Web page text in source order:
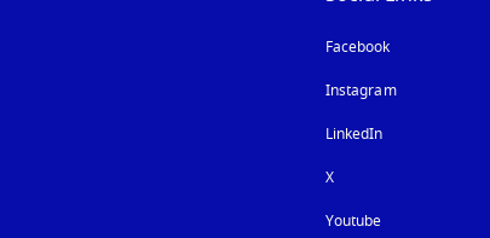
Facebook
Instagram以新標籤頁開啟
LinkedIn
X
Youtube